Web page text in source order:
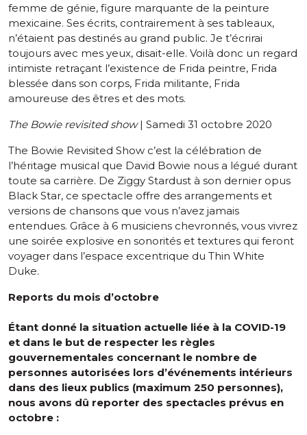
femme de génie, figure marquante de la peinture
mexicaine. Ses écrits, contrairement à ses tableaux,
n’étaient pas destinés au grand public. Je t’écrirai
toujours avec mes yeux, disait-elle. Voilà donc un regard
intimiste retraçant l’existence de Frida peintre, Frida
blessée dans son corps, Frida militante, Frida
amoureuse des êtres et des mots.
The Bowie revisited show| Samedi 31 octobre 2020
The Bowie Revisited Show c’est la célébration de
l’héritage musical que David Bowie nous a légué durant
toute sa carrière. De Ziggy Stardust à son dernier opus
Black Star, ce spectacle offre des arrangements et
versions de chansons que vous n’avez jamais
entendues. Grâce à 6 musiciens chevronnés, vous vivrez
une soirée explosive en sonorités et textures qui feront
voyager dans l’espace excentrique du Thin White
Duke.
Reports du mois d’octobre
Étant donné la situation actuelle liée à la COVID-19
et dans le but de respecter les règles
gouvernementales concernant le nombre de
personnes autorisées lors d’événements intérieurs
dans des lieux publics (maximum 250 personnes),
nous avons dû reporter des spectacles prévus en
octobre :